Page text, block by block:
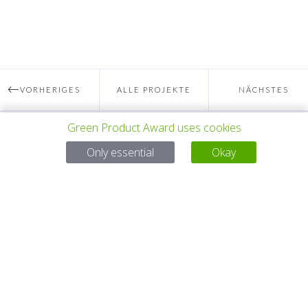
VORHERIGES ALLE PROJEKTE NÄCHSTES
PROJEKT
Bei Fragen:
Green Product Award uses cookies
Only essential
Okay